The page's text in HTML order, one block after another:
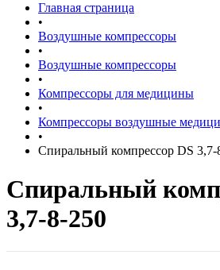
Главная страница
•
Воздушные компрессоры
•
Воздушные компрессоры
•
Компрессоры для медицины
•
Компрессоры воздушные
•
Спиральный компрессор DS 3,7-
Спиральный
3,7-8-250